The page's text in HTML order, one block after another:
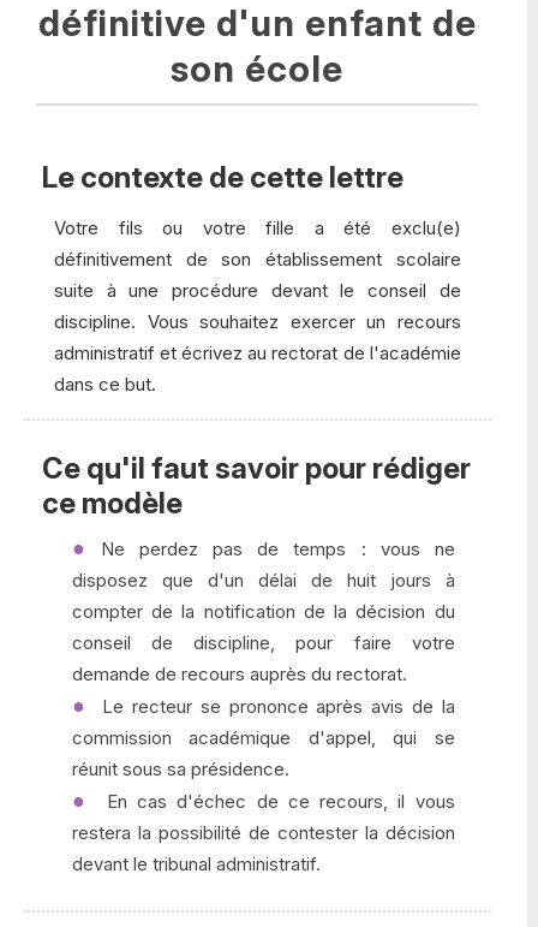
définitive d'un enfant de
son école
Le contexte de cette lettre
Votre fils ou votre fille a été exclu(e)
définitivement de son établissement scolaire
suite à une procédure devant le conseil de
discipline. Vous souhaitez exercer un recours
administratif et écrivez au rectorat de l'académie
dans ce but.
Ce qu'il faut savoir pour rédiger
ce modèle
Ne perdez pas de temps : vous ne
disposez que d'un délai de huit jours à
compter de la notification de la décision du
conseil de discipline, pour faire votre
demande de recours auprès du rectorat.
Le recteur se prononce après avis de la
commission académique d'appel, qui se
réunit sous sa présidence.
En cas d'échec de ce recours, il vous
restera la possibilité de contester la décision
devant le tribunal administratif.